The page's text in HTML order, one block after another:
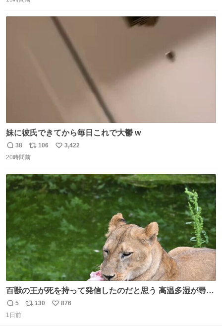
信
ポ
数
妹に彼氏できてから毎日これで大鬱 w
返
信
38
リ
ポ
ト
数
106
い
数
3,422
20時間前
百獣の王が死を持って発信したのだと思う 高温多湿が尋常
でない日本の夏 どうか早急に飼育の環境を見直して 動物の
命を護ってください…と 治療中のライオンが助かりますよ
返
信
5
リ
130
い
876
1日前